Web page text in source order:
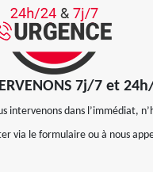
7j/7 et
intervenons dans l’immédiat,
via le formulaire ou à nous